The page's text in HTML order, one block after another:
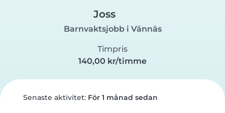
Joss
Barnvaktsjobb i Vännäs
Timpris
140,00 kr/timme
Senaste aktivitet: För 1 månad sedan